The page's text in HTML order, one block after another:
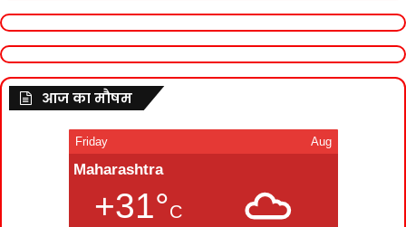
आज का मौषम
Friday Aug
Maharashtra
+31°C